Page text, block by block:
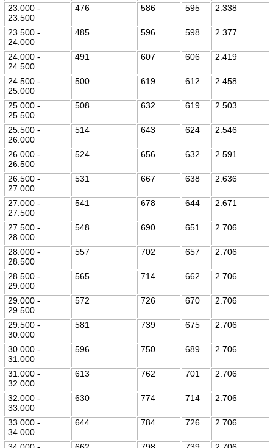
23.000 -
23.500
476 586 595 2.338
23.500 -
24.000
485 596 598 2.377
24.000 -
24.500
491 607 606 2.419
24.500 -
25.000
500 619 612 2.458
25.000 -
25.500
508 632 619 2.503
25.500 -
26.000
514 643 624 2.546
26.000 -
26.500
524 656 632 2.591
26.500 -
27.000
531 667 638 2.636
27.000 -
27.500
541 678 644 2.671
27.500 -
28.000
548 690 651 2.706
28.000 -
28.500
557 702 657 2.706
28.500 -
29.000
565 714 662 2.706
29.000 -
29.500
572 726 670 2.706
29.500 -
30.000
581 739 675 2.706
30.000 -
31.000
596 750 689 2.706
31.000 -
32.000
613 762 701 2.706
32.000 -
33.000
630 774 714 2.706
33.000 -
34.000
644 784 726 2.706